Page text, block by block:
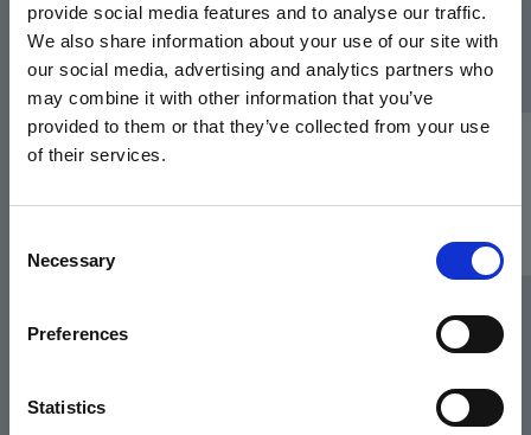
provide social media features and to analyse our traffic.
We also share information about your use of our site with
our social media, advertising and analytics partners who
may combine it with other information that you’ve
provided to them or that they’ve collected from your use
of their services.
Selection
Necessary
Preferences
Statistics
Adresse
ISEC Visatec GmbH
Gewerbepark 7
Germany
sales@visatec.de